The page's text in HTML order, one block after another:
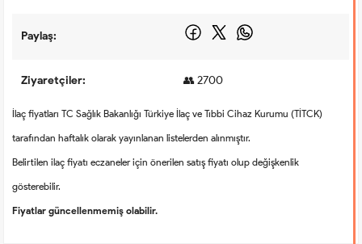
Paylaş:
Ziyaretçiler: 👥 2700
İlaç fiyatları TC Sağlık Bakanlığı Türkiye İlaç ve Tıbbi Cihaz Kurumu (TİTCK)
tarafından haftalık olarak yayınlanan listelerden alınmıştır.
Belirtilen ilaç fiyatı eczaneler için önerilen satış fiyatı olup değişkenlik
gösterebilir.
Fiyatlar güncellenmemiş olabilir.